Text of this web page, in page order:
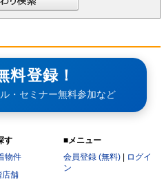
料登録！
・セミナー無料参加など
す
物件
店舗
■メニュー
会員登録 (無料)
ログイ
ン